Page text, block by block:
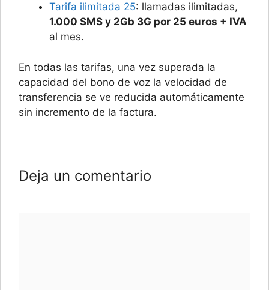
Tarifa ilimitada 25: llamadas ilimitadas,
1.000 SMS y 2Gb 3G por 25 euros + IVA
al mes.
En todas las tarifas, una vez superada la
capacidad del bono de voz la velocidad de
transferencia se ve reducida automáticamente
sin incremento de la factura.
Deja un comentario